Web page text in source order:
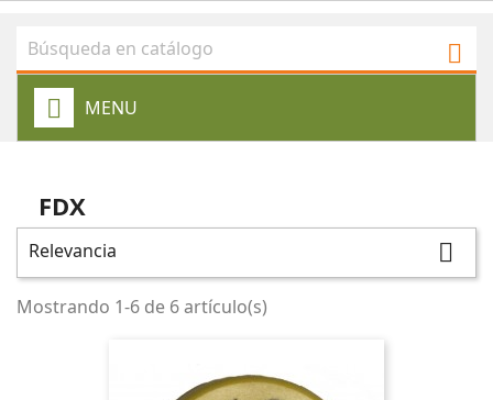

MENU
FDX
Relevancia 
Mostrando 1-6 de 6 artículo(s)